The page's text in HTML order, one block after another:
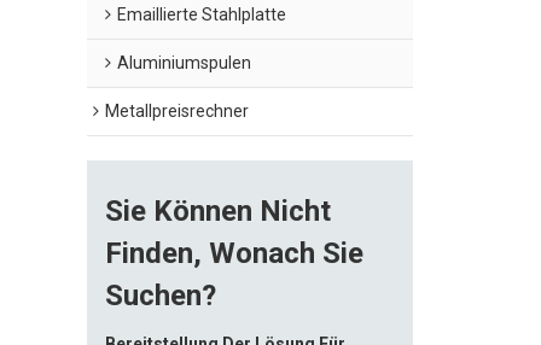
Emaillierte Stahlplatte
Aluminiumspulen
Metallpreisrechner
Sie Können Nicht
Finden, Wonach Sie
Suchen?